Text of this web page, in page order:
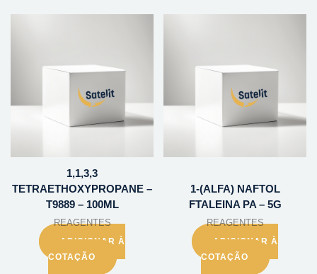
1,1,3,3
TETRAETHOXYPROPANE –
T9889 – 100ML
REAGENTES
ADICIONAR À
COTAÇÃO
1-(ALFA) NAFTOL
FTALEINA PA – 5G
REAGENTES
ADICIONAR À
COTAÇÃO